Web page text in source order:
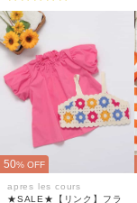
50% OFF
apres les cours
★SALE★【リンク】フラ